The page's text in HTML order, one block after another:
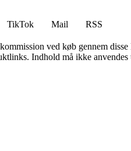
TikTok Mail
RSS
ved køb gennem disse
Indhold må ikke